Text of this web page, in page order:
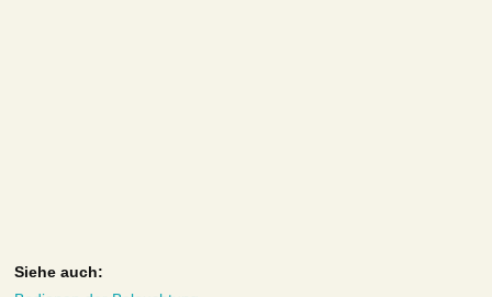
Siehe auch: